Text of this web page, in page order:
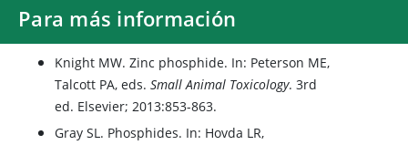
Para más información
Knight MW. Zinc phosphide. In: Peterson ME,
Talcott PA, eds. Small Animal Toxicology. 3rd
ed. Elsevier; 2013:853-863.
Gray SL. Phosphides. In: Hovda LR,